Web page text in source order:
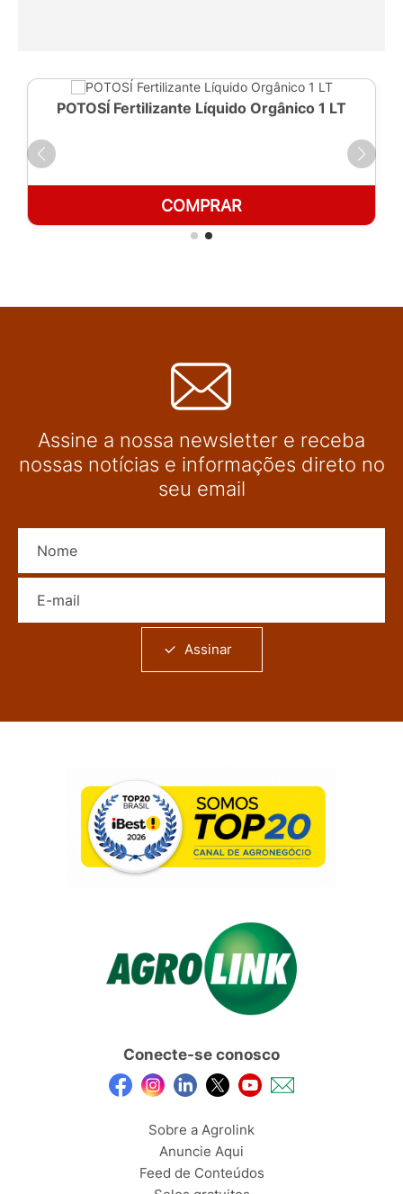
POTOSÍ Fertilizante Líquido Orgânico 1 LT
COMPRAR
Assine a nossa newsletter e receba
nossas notícias e informações direto no
seu email
Assinar
Conecte-se conosco
Sobre a Agrolink
Anuncie Aqui
Feed de Conteúdos